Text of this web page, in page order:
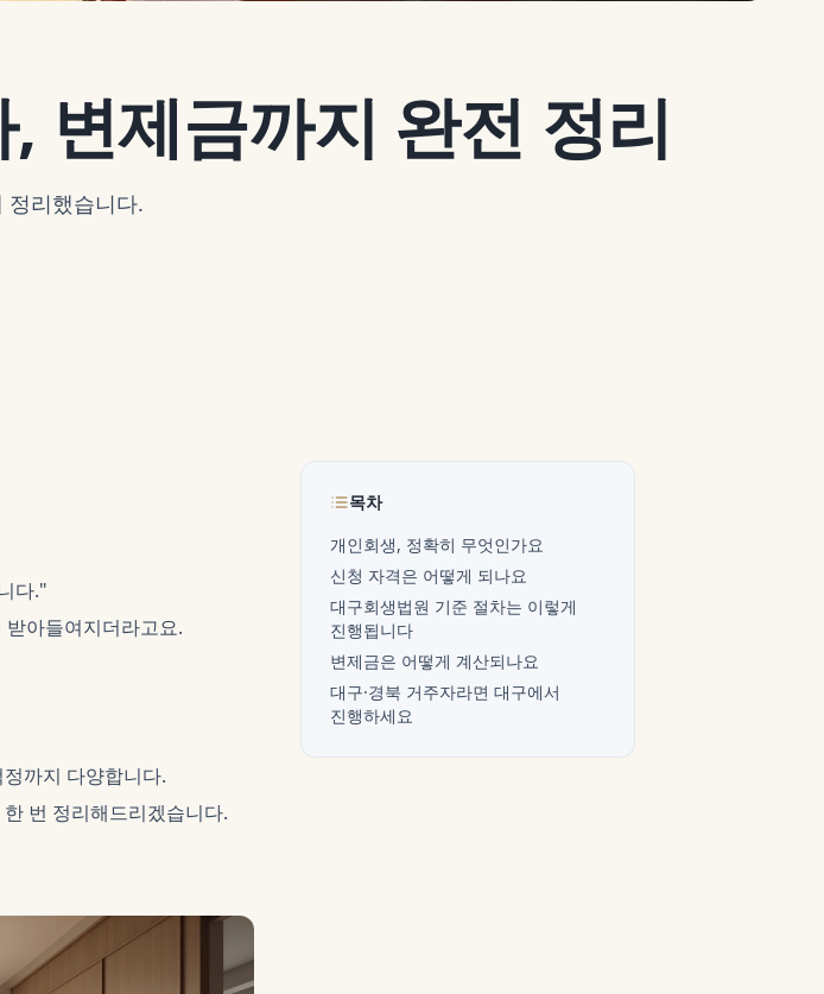
변제금까지 완전 정리
정리했습니다.
다."
아들여지더라고요.
까지 다양합니다.
번 정리해드리겠습니다.
목차
개인회생, 정확히 무엇인가요
신청 자격은 어떻게 되나요
대구회생법원 기준 절차는 이렇게
진행됩니다
변제금은 어떻게 계산되나요
대구·경북 거주자라면 대구에서
진행하세요